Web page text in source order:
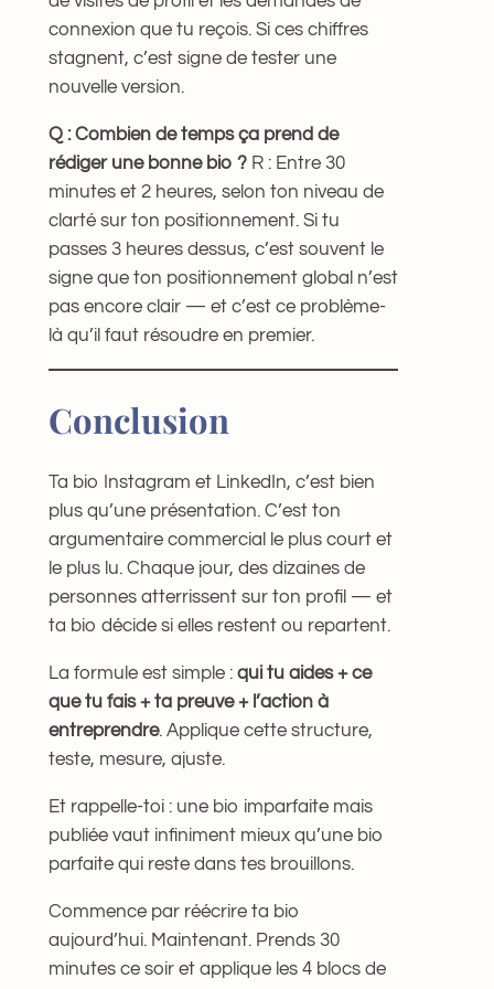
connexion que tu reçois. Si ces chiffres
stagnent, c’est signe de tester une
nouvelle version.
Q : Combien de temps ça prend de
rédiger une bonne bio ?R : Entre 30
minutes et 2 heures, selon ton niveau de
clarté sur ton positionnement. Si tu
passes 3 heures dessus, c’est souvent le
signe que ton positionnement global n’est
pas encore clair — et c’est ce problème-
là qu’il faut résoudre en premier.
Conclusion
Ta bio Instagram et LinkedIn, c’est bien
plus qu’une présentation. C’est ton
argumentaire commercial le plus court et
le plus lu. Chaque jour, des dizaines de
personnes atterrissent sur ton profil — et
ta bio décide si elles restent ou repartent.
La formule est simple : qui tu aides + ce
que tu fais + ta preuve + l’action à
entreprendre. Applique cette structure,
teste, mesure, ajuste.
Et rappelle-toi : une bio imparfaite mais
publiée vaut infiniment mieux qu’une bio
parfaite qui reste dans tes brouillons.
Commence par réécrire ta bio
aujourd’hui. Maintenant. Prends 30
minutes ce soir et applique les 4 blocs de